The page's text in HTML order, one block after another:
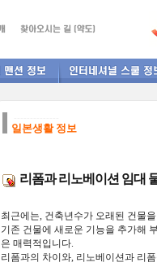
일본생활 정보
리폼과 리노베이션 임대
최근에는, 건축년수가 오래된 건물을
기존 건물에 새로운 기능을 추가해
은 매력적 입니다.
리폼과의 차이와, 리노베이션과 리